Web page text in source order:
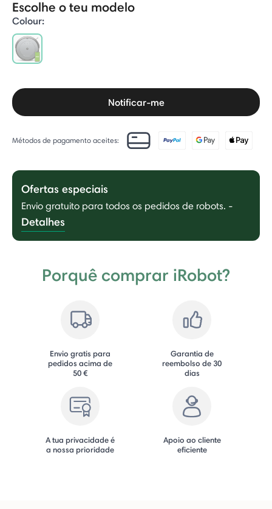
Escolhe o teu modelo
Colour:
Notificar-me
Métodos de pagamento aceites:
Ofertas especiais
Envio gratuito para todos os pedidos de robots. -
Detalhes
Porquê comprar iRobot?
Envio gratis para
pedidos acima de
50 €
Garantia de
reembolso de 30
dias
A tua privacidade é
a nossa prioridade
Apoio ao cliente
eficiente